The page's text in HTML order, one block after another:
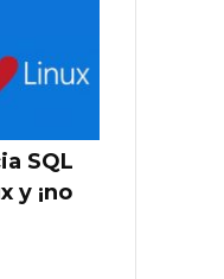
SQL
y ¡no